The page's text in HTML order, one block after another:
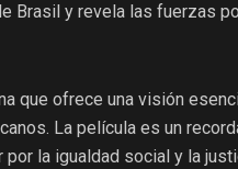
Brasil y revela las fuerzas
que ofrece una visión
La película es un
la igualdad social y la